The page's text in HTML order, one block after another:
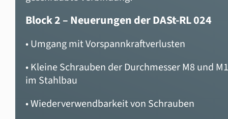
Block 2 – Neuerungen der DASt-RL 024
• Umgang mit Vorspannkraftverlusten
• Kleine Schrauben der Durchmesser M8 und
im Stahlbau
•Wiederverwendbarkeit von Schrauben